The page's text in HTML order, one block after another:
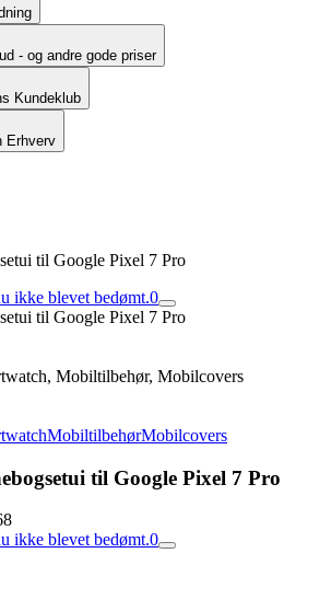
- og andre gode priser
Kundeklub
Erhverv
til Google Pixel 7 Pro
ikke blevet bedømt.0
til Google Pixel 7 Pro
Mobiltilbehør, Mobilcovers
MobiltilbehørMobilcovers
til Google Pixel 7 Pro
ikke blevet bedømt.0